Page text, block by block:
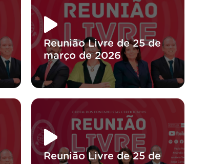
Reunião Livre de 25 de
março de 2026
Reunião Livre de 25 de